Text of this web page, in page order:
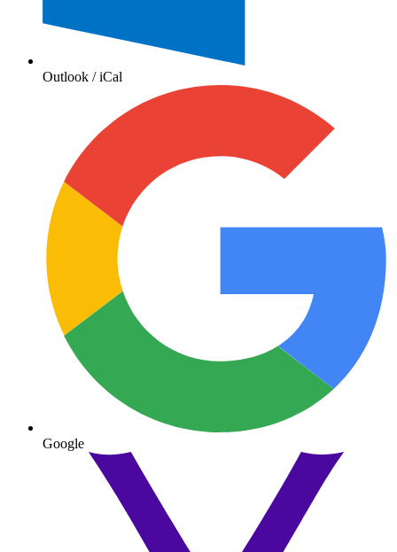
Outlook / iCal
Google